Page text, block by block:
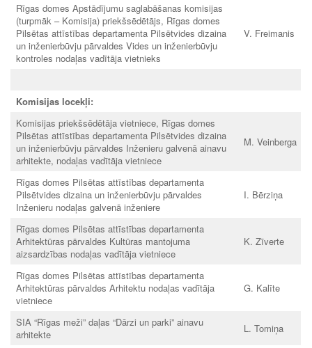
Rīgas domes Apstādījumu saglabāšanas komisijas
(turpmāk – Komisija) priekšsēdētājs, Rīgas domes
Pilsētas attīstības departamenta Pilsētvides dizaina
un inženierbūvju pārvaldes Vides un inženierbūvju
kontroles nodaļas vadītāja vietnieks
V. Freimanis
Komisijas locekļi:
Komisijas priekšsēdētāja vietniece, Rīgas domes
Pilsētas attīstības departamenta Pilsētvides dizaina
un inženierbūvju pārvaldes Inženieru galvenā ainavu
arhitekte, nodaļas vadītāja vietniece
M. Veinberga
Rīgas domes Pilsētas attīstības departamenta
Pilsētvides dizaina un inženierbūvju pārvaldes
Inženieru nodaļas galvenā inženiere
I. Bērziņa
Rīgas domes Pilsētas attīstības departamenta
Arhitektūras pārvaldes Kultūras mantojuma
aizsardzības nodaļas vadītāja vietniece
K. Zīverte
Rīgas domes Pilsētas attīstības departamenta
Arhitektūras pārvaldes Arhitektu nodaļas vadītāja
vietniece
G. Kalīte
SIA “Rīgas meži” daļas “Dārzi un parki” ainavu
arhitekte
L. Tomiņa